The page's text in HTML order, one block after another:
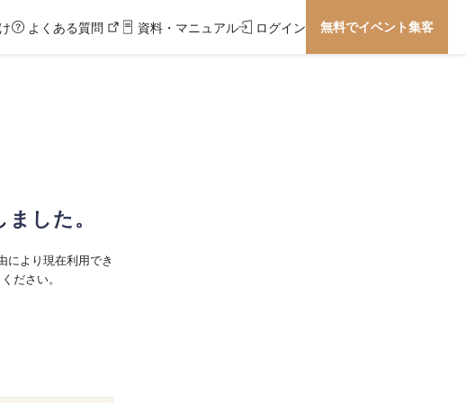
よくある質問 資料・マニュアル ログイン 無料でイベント集客
した。
により現在利用でき
ださい。